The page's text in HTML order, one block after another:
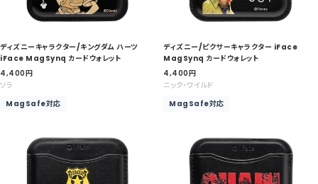
ディズニーキャラクター/キングダム ハーツ
iFace MagSynq カードウォレット
セ
ー
価
4,400円
ソラ
MagSafe対応
ディズニー/ピクサーキャラクター iFace
MagSynq カードウォレット
セ
ー
価
4,400円
ニック・ワイルド
MagSafe対応